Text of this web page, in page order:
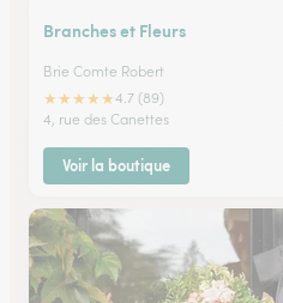
Branches et Fleurs
Brie Comte Robert
★★★★★4.7 (89)
4, rue des Canettes
Voir la boutique